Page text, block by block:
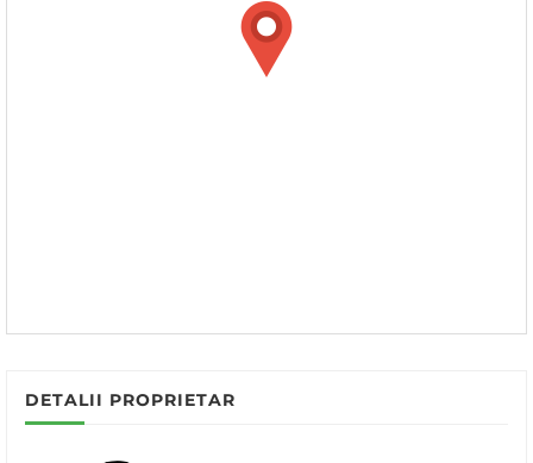
DETALII PROPRIETAR